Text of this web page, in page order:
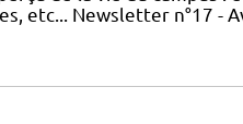
etc... Newsletter n°17 -